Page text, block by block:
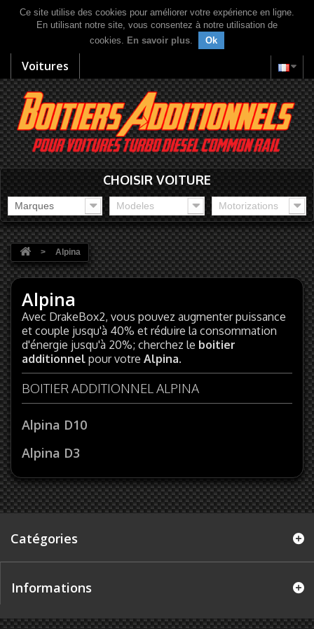
Ce site utilise des cookies pour améliorer votre expérience en ligne.
En utilisant notre site, vous consentez à notre utilisation de
cookies. En savoir plus. Ok
Voitures
CHOISIR VOITURE
Marques Modeles Motorizations
> Alpina
Alpina
Avec DrakeBox2, vous pouvez augmenter puissance
et couple jusqu'à 40% et réduire la consommation
d'énergie jusqu'à 20%; cherchez le boitier
additionnel pour votre Alpina.
BOITIER ADDITIONNEL ALPINA
Alpina D10
Alpina D3
Catégories
Informations